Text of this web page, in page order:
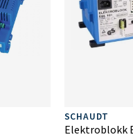
SCHAUDT
Elektroblokk